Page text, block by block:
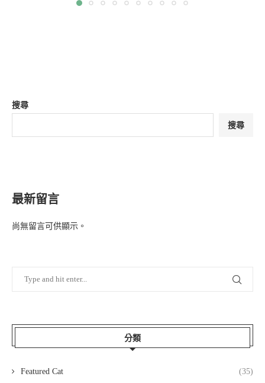
搜尋
搜尋
最新留言
尚無留言可供顯示。
分類
Featured Cat (35)